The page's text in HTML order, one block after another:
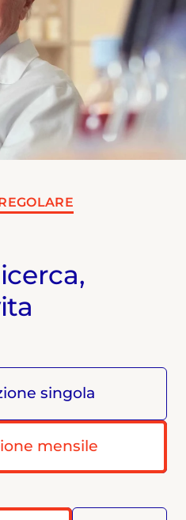
singola
mensile